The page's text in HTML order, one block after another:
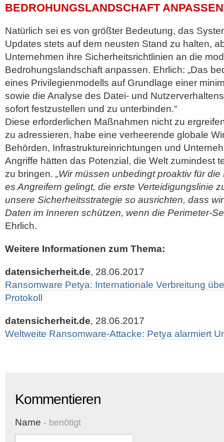
BEDROHUNGSLANDSCHAFT
Natürlich sei es von größter Bedeutung, das
Updates stets auf dem neusten Stand zu halten,
Unternehmen ihre Sicherheitsrichtlinien an die
Bedrohungslandschaft anpassen. Ehrlich: „Das
eines Privilegienmodells auf Grundlage einer
sowie die Analyse des Datei- und
sofort festzustellen und zu unterbinden.“
Diese erforderlichen Maßnahmen nicht zu
zu adressieren, habe eine verheerende globale
Behörden, Infrastruktureinrichtungen und
Angriffe hätten das Potenzial, die Welt zumindest
zu bringen. „Wir müssen unbedingt proaktiv für
es Angreifern gelingt, die erste Verteidigungslinie
unsere Sicherheitsstrategie so ausrichten, dass
Daten im Inneren schützen, wenn die Perimeter-
Ehrlich.
Weitere Informationen zum Thema:
datensicherheit.de, 28.06.2017
Ransomware Petya: Internationale Verbreitung
Protokoll
datensicherheit.de, 28.06.2017
Weltweite Ransomware-Attacke: Petya alarmiert
Kommentieren
Name - benötigt